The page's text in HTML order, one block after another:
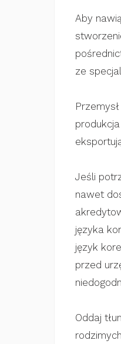
Aby
ze
Jeśli
nawet
języka
język
przed
Oddaj